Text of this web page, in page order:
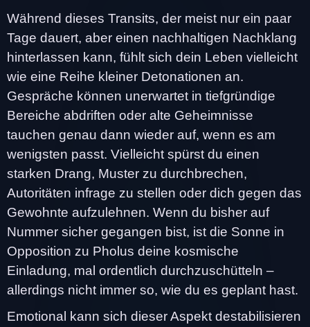
Während dieses Transits, der meist nur ein paar
Tage dauert, aber einen nachhaltigen Nachklang
hinterlassen kann, fühlt sich dein Leben vielleicht
wie eine Reihe kleiner Detonationen an.
Gespräche können unerwartet in tiefgründige
Bereiche abdriften oder alte Geheimnisse
tauchen genau dann wieder auf, wenn es am
wenigsten passt. Vielleicht spürst du einen
starken Drang, Muster zu durchbrechen,
Autoritäten infrage zu stellen oder dich gegen das
Gewohnte aufzulehnen. Wenn du bisher auf
Nummer sicher gegangen bist, ist die Sonne in
Opposition zu Pholus deine kosmische
Einladung, mal ordentlich durchzuschütteln –
allerdings nicht immer so, wie du es geplant hast.
Emotional kann sich dieser Aspekt destabilisieren